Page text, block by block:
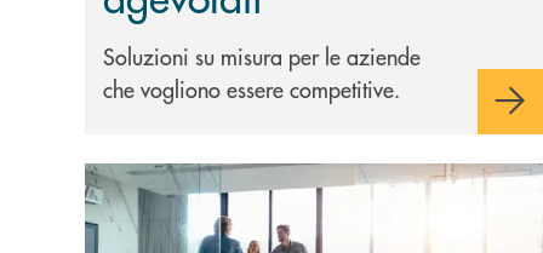
Soluzioni su misura per le aziende
che vogliono essere competitive.
Scopri di più Crediti di firma